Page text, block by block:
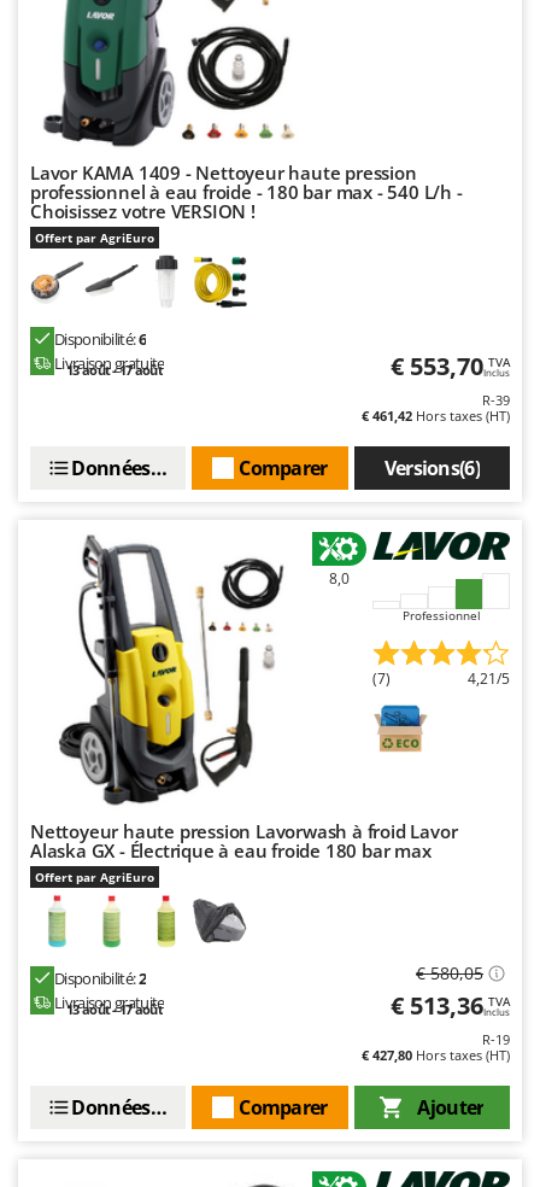
New O.M.R.A.
Nilfisk
Ninja
Novatec
NuAir
NuovaFac
O
Officine Savioli
Oliviero
Olix
Ompagrill
Oriental Koshin
Outdoorchef
Palazzetti
Palumbo Pavi
Partisani
Paterlini
Philips
Pramac
Prismafood
R.G.V.
Rato
Reber
Resto Italia
Lavor KAMA 1409 - Nettoyeur haute pression
professionnel à eau froide - 180 bar max - 540 L/h -
Choisissez votre VERSION !
Offert par AgriEuro
Disponibilité:6
Livraison gratuite
13 août - 17 août € 553,70 TVA
Inclus
R-39
€ 461,42 Hors taxes (HT)
Versions(6)
Comparer
Données techniques
8,0
Professionnel
(7) 4,21/5
Nettoyeur haute pression Lavorwash à froid Lavor
Alaska GX - Électrique à eau froide 180 bar max
Offert par AgriEuro
Disponibilité:2
Livraison gratuite
13 août - 17 août
€ 580,05
€ 513,36 TVA
Inclus
R-19
€ 427,80 Hors taxes (HT)
Ajouter
Comparer
Données techniques